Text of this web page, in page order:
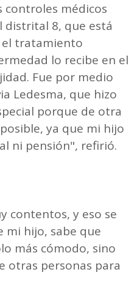
controles médicos
distrital 8, que está
el tratamiento
lo recibe en el
Fue por medio
Ledesma, que hizo
porque de otra
ya que mi hijo
ni pensión", refirió.
contentos, y eso se
mi hijo, sabe que
más cómodo, sino
otras personas para